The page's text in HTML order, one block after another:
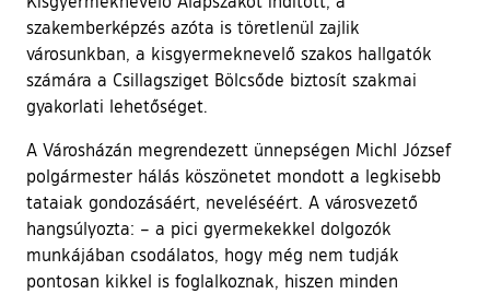
szakemberképzés azóta is töretlenül zajlik
városunkban, a kisgyermeknevelő szakos hallgatók
számára a Csillagsziget Bölcsőde biztosít szakmai
gyakorlati lehetőséget.
A Városházán megrendezett ünnepségen Michl József
polgármester hálás köszönetet mondott a legkisebb
tataiak gondozásáért, neveléséért. A városvezető
hangsúlyozta: – a pici gyermekekkel dolgozók
munkájában csodálatos, hogy még nem tudják
pontosan kikkel is foglalkoznak, hiszen minden